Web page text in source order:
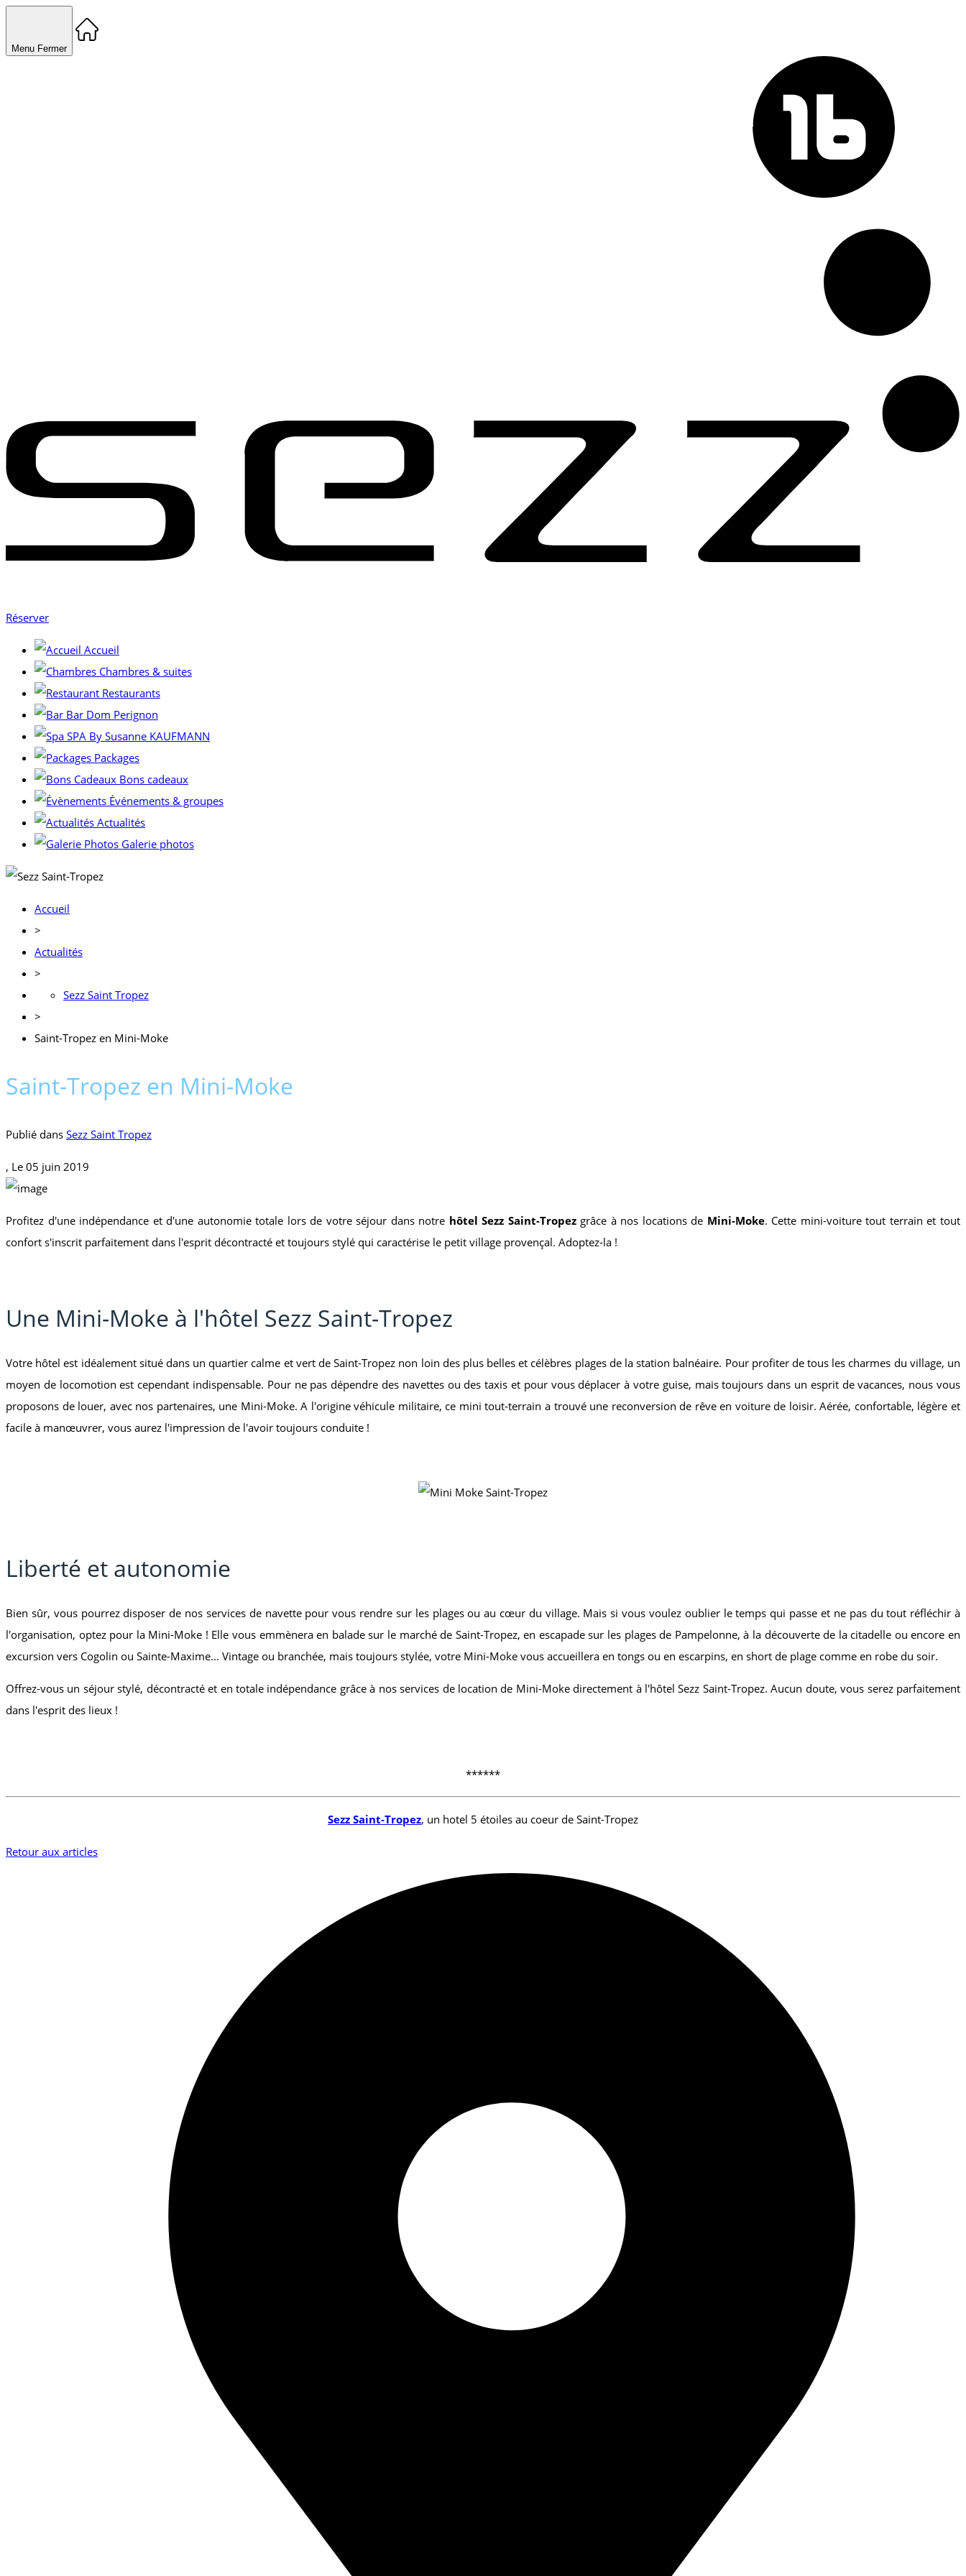
Menu Fermer
Réserver
Accueil
Chambres & suites
Restaurants
Bar Dom Perignon
SPA By Susanne KAUFMANN
Packages
Bons cadeaux
Événements & groupes
Actualités
Galerie photos
Accueil
>
Actualités
>
Sezz Saint Tropez
>
Saint-Tropez en Mini-Moke
Saint-Tropez en Mini-Moke
Publié dans Sezz Saint Tropez
, Le 05 juin 2019
Profitez d'une indépendance et d'une autonomie totale lors de votre séjour dans notre hôtel Sezz Saint-Tropez grâce à nos locations de Mini-Moke. Cette mini-voiture tout terrain et tout
confort s'inscrit parfaitement dans l'esprit décontracté et toujours stylé qui caractérise le petit village provençal. Adoptez-la !
Une Mini-Moke à l'hôtel Sezz Saint-Tropez
Votre hôtel est idéalement situé dans un quartier calme et vert de Saint-Tropez non loin des plus belles et célèbres plages de la station balnéaire. Pour profiter de tous les charmes du village, un
moyen de locomotion est cependant indispensable. Pour ne pas dépendre des navettes ou des taxis et pour vous déplacer à votre guise, mais toujours dans un esprit de vacances, nous vous
proposons de louer, avec nos partenaires, une Mini-Moke. A l'origine véhicule militaire, ce mini tout-terrain a trouvé une reconversion de rêve en voiture de loisir. Aérée, confortable, légère et
facile à manœuvrer, vous aurez l'impression de l'avoir toujours conduite !
Liberté et autonomie
Bien sûr, vous pourrez disposer de nos services de navette pour vous rendre sur les plages ou au cœur du village. Mais si vous voulez oublier le temps qui passe et ne pas du tout réfléchir à
l'organisation, optez pour la Mini-Moke ! Elle vous emmènera en balade sur le marché de Saint-Tropez, en escapade sur les plages de Pampelonne, à la découverte de la citadelle ou encore en
excursion vers Cogolin ou Sainte-Maxime... Vintage ou branchée, mais toujours stylée, votre Mini-Moke vous accueillera en tongs ou en escarpins, en short de plage comme en robe du soir.
Offrez-vous un séjour stylé, décontracté et en totale indépendance grâce à nos services de location de Mini-Moke directement à l'hôtel Sezz Saint-Tropez. Aucun doute, vous serez parfaitement
dans l'esprit des lieux !
******
Sezz Saint-Tropez, un hotel 5 étoiles au coeur de Saint-Tropez
Retour aux articles